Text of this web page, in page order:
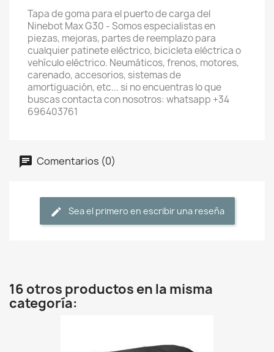
Tapa de goma para el puerto de carga del
Ninebot Max G30 - Somos especialistas en
piezas, mejoras, partes de reemplazo para
cualquier patinete eléctrico, bicicleta eléctrica o
vehículo eléctrico. Neumáticos, frenos, motores,
carenado, accesorios, sistemas de
amortiguación, etc... si no encuentras lo que
buscas contacta con nosotros: whatsapp +34
696403761
Comentarios (0)
Sea el primero en escribir una reseña
16 otros productos en la misma
categoría: